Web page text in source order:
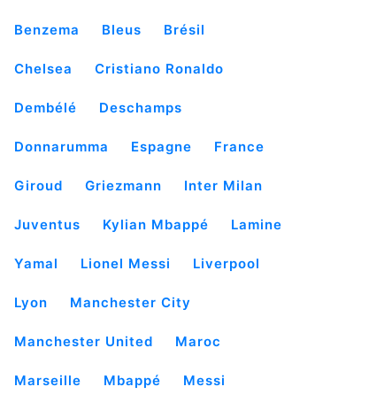
Benzema Bleus Brésil
Chelsea Cristiano Ronaldo
Dembélé Deschamps
Donnarumma Espagne France
Giroud Griezmann Inter Milan
Juventus Kylian Mbappé Lamine
Yamal Lionel Messi Liverpool
Lyon Manchester City
Manchester United Maroc
Marseille Mbappé Messi